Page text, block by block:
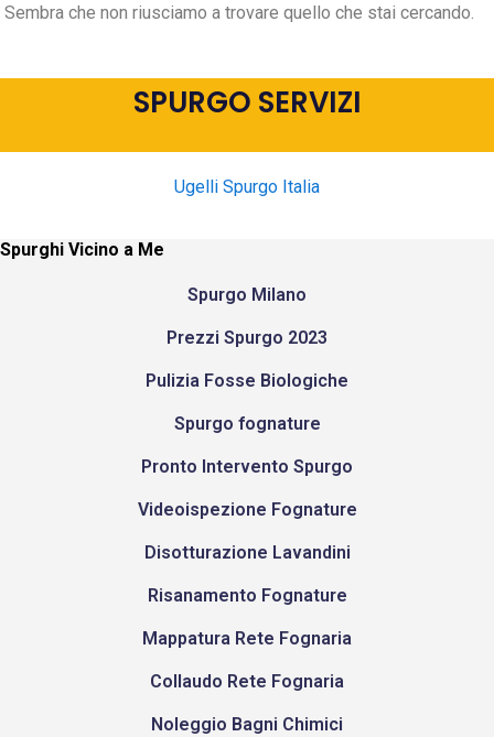
Sembra che non riusciamo a trovare quello che stai cercando.
SPURGO SERVIZI
Ugelli Spurgo Italia
Spurghi Vicino a Me
Spurgo Milano
Prezzi Spurgo 2023
Pulizia Fosse Biologiche
Spurgo fognature
Pronto Intervento Spurgo
Videoispezione Fognature
Disotturazione Lavandini
Risanamento Fognature
Mappatura Rete Fognaria
Collaudo Rete Fognaria
Noleggio Bagni Chimici